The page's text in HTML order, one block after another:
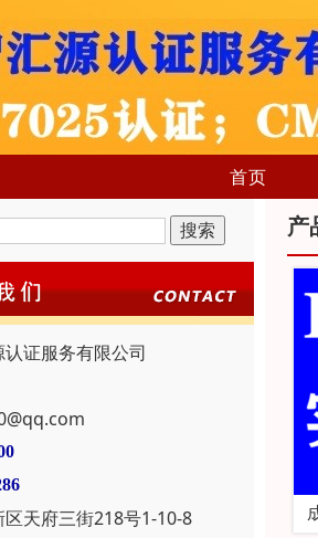
首页
证服务有限公司
区天府三街218号1-10-8
产